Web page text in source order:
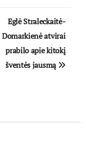
Eglė Straleckaitė-
Domarkienė atvirai
prabilo apie kitokį
šventės jausmą